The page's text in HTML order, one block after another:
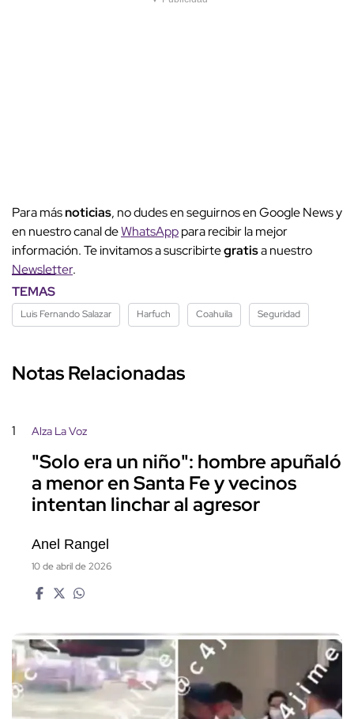
Para másnoticias, no dudes en seguirnos en Google News y
en nuestro canal deWhatsApppara recibir la mejor
información. Te invitamos a suscribirtegratisa nuestro
Newsletter.
TEMAS
Luis Fernando Salazar Harfuch Coahuila Seguridad
Notas Relacionadas
1 Alza La Voz
"Solo era un niño": hombre apuñaló
a menor en Santa Fe y vecinos
intentan linchar al agresor
Anel Rangel
10 de abril de 2026